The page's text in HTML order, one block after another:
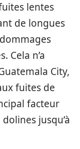
lentes
de longues
Cela n’a
City,
fuites de
facteur
jusqu’à